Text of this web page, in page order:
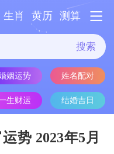
生肖 黄历 测算
搜索
姻运势 姓名配对
生财运 结婚吉日
势 2023年5月